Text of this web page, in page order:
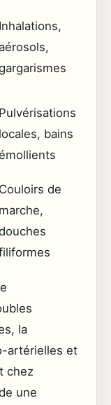
Inhalations,
Pulvérisations
locales, bains
Couloirs de
marche,
la
artérielles et
chez
une